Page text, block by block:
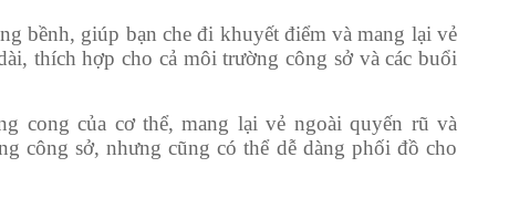
bềnh, giúp bạn che đi khuyết điểm và mang lại vẻ
thích hợp cho cả môi trường công sở và các buổi
cong của cơ thể, mang lại vẻ ngoài quyến rũ và
công sở, nhưng cũng có thể dễ dàng phối đồ cho